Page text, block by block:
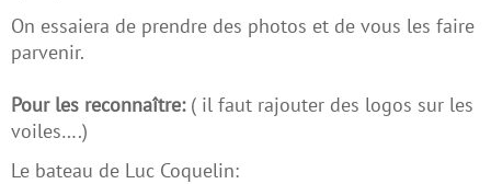
On essaiera de prendre des photos et de vous les faire
parvenir.
Pour les reconnaître:( il faut rajouter des logos sur les
voiles….)
Le bateau de Luc Coquelin: